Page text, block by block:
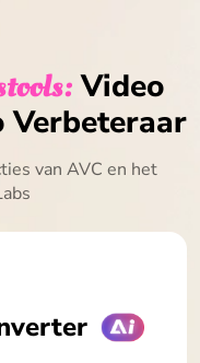
Video
Verbeteraar
van AVC en het